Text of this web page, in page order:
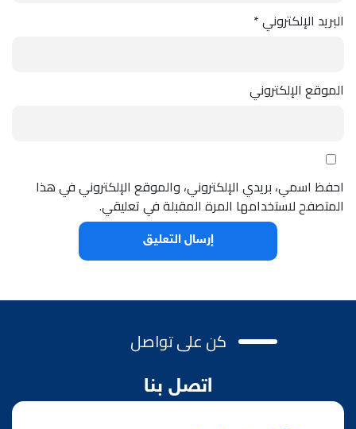
البريد الإلكتروني*
الموقع الإلكتروني
احفظ اسمي، بريدي الإلكتروني، والموقع الإلكتروني في هذا
المتصفح لاستخدامها المرة المقبلة في تعليقي.
كن على تواصل
اتصل بنا